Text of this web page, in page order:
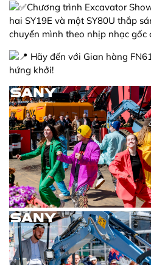
Chương trình Excavator
hai SY19E và một SY80U thắp
chuyển mình theo nhịp nhạc gốc
Hãy đến với Gian hàng
hứng khởi!